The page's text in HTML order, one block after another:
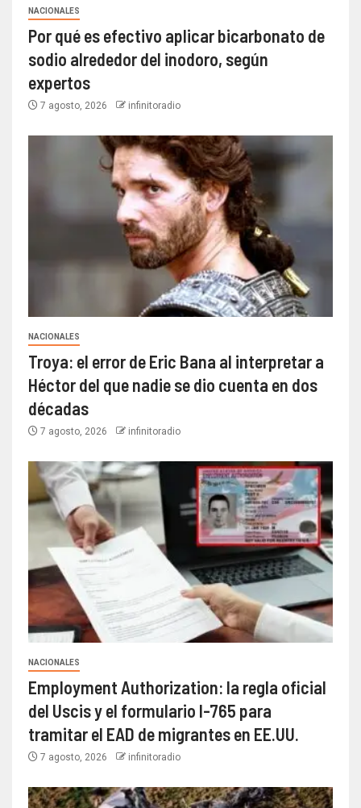
NACIONALES
Por qué es efectivo aplicar bicarbonato de
sodio alrededor del inodoro, según
expertos
7 agosto, 2026 infinitoradio
NACIONALES
Troya: el error de Eric Bana al interpretar a
Héctor del que nadie se dio cuenta en dos
décadas
7 agosto, 2026 infinitoradio
NACIONALES
Employment Authorization: la regla oficial
del Uscis y el formulario I-765 para
tramitar el EAD de migrantes en EE.UU.
7 agosto, 2026 infinitoradio